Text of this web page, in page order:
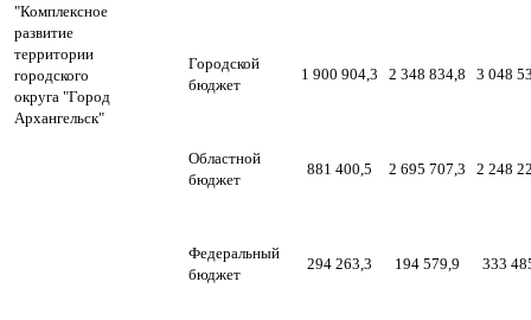
"Комплексное
развитие
территории
городского
округа "Город
Архангельск"
Городской
бюджет
1 900 904,3 2 348 834,8 3 048
Областной
бюджет
881 400,5 2 695 707,3 2 248
Федеральный
бюджет
294 263,3 194 579,9 333